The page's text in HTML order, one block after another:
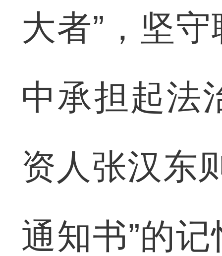
大者”，坚
中承担起法
资人张汉东
通知书”的